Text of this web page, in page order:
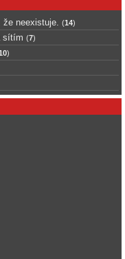
neexistuje. (14)
sítím (7)
)